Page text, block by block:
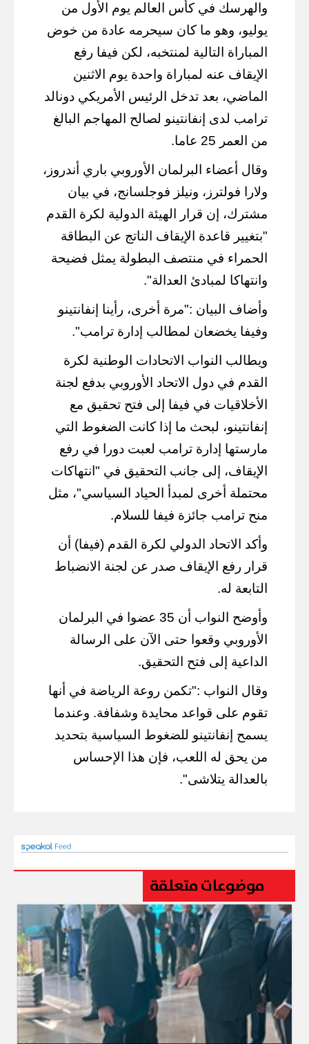
والهرسك في كأس العالم يوم الأول من
يوليو، وهو ما كان سيحرمه عادة من خوض
المباراة التالية لمنتخبه، لكن فيفا رفع
الإيقاف عنه لمباراة واحدة يوم الاثنين
الماضي، بعد تدخل الرئيس الأمريكي دونالد
ترامب لدى إنفانتينو لصالح المهاجم البالغ
من العمر 25 عاما.
وقال أعضاء البرلمان الأوروبي باري أندروز،
ولارا فولترز، ونيلز فوجلسانج، في بيان
مشترك، إن قرار الهيئة الدولية لكرة القدم
"بتغيير قاعدة الإيقاف الناتج عن البطاقة
الحمراء في منتصف البطولة يمثل فضيحة
وانتهاكا لمبادئ العدالة".
وأضاف البيان :"مرة أخرى، رأينا إنفانتينو
وفيفا يخضعان لمطالب إدارة ترامب".
ويطالب النواب الاتحادات الوطنية لكرة
القدم في دول الاتحاد الأوروبي بدفع لجنة
الأخلاقيات في فيفا إلى فتح تحقيق مع
إنفانتينو، لبحث ما إذا كانت الضغوط التي
مارستها إدارة ترامب لعبت دورا في رفع
الإيقاف، إلى جانب التحقيق في "انتهاكات
محتملة أخرى لمبدأ الحياد السياسي"، مثل
منح ترامب جائزة فيفا للسلام.
وأكد الاتحاد الدولي لكرة القدم (فيفا) أن
قرار رفع الإيقاف صدر عن لجنة الانضباط
التابعة له.
وأوضح النواب أن 35 عضوا في البرلمان
الأوروبي وقعوا حتى الآن على الرسالة
الداعية إلى فتح التحقيق.
وقال النواب :"تكمن روعة الرياضة في أنها
تقوم على قواعد محايدة وشفافة. وعندما
يسمح إنفانتينو للضغوط السياسية بتحديد
من يحق له اللعب، فإن هذا الإحساس
بالعدالة يتلاشى".
موضوعات متعلقة